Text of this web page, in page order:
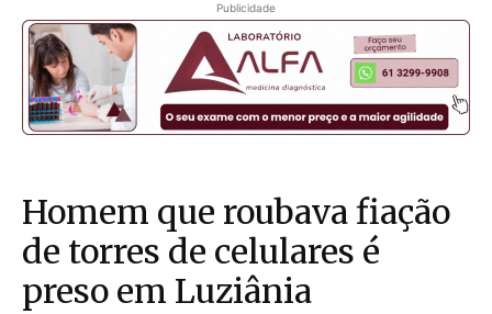
Publicidade
Homem que roubava fiação
de torres de celulares é
preso em Luziânia